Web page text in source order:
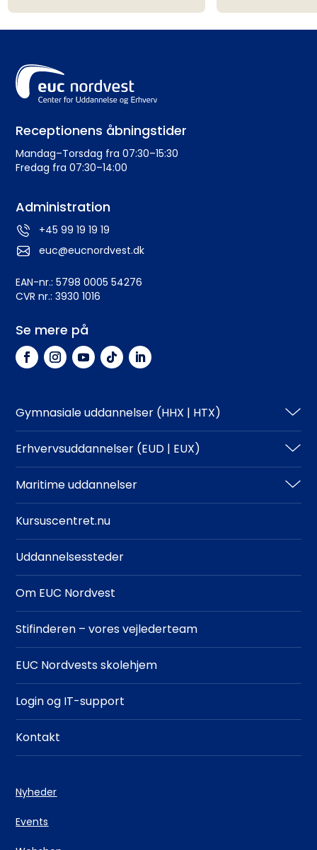
Receptionens åbningstider
Mandag–Torsdag fra 07:30–15:30
Fredag fra 07:30–14:00
Administration
+45 99 19 19 19
euc@eucnordvest.dk
EAN-nr.: 5798 0005 54276
CVR nr.: 3930 1016
Se mere på
Gymnasiale uddannelser (HHX | HTX)
HHX
HTX
Erhvervsuddannelser (EUD | EUX)
Teknisk
Business
Maritime uddannelser
North Sea College
Kursuscentret.nu
Uddannelsessteder
Om EUC Nordvest
Stifinderen – vores vejlederteam
EUC Nordvests skolehjem
Login og IT-support
Kontakt
Nyheder
Events